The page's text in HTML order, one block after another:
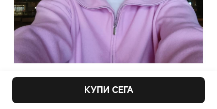
КУПИ СЕГА